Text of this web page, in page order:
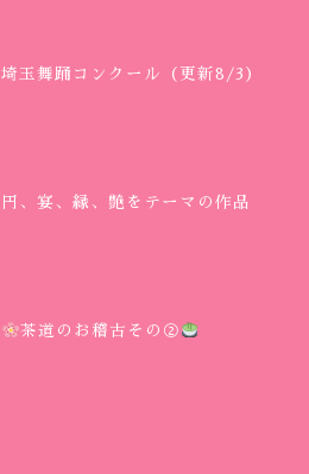
埼玉舞踊コンクール（更新8/3）
円、宴、縁、艶をテーマの作品
茶道のお稽古その②